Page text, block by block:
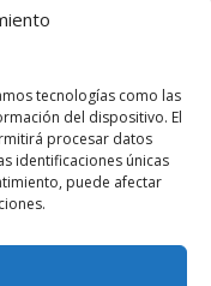
tecnologías como las
del dispositivo. El
procesar datos
identificaciones únicas
puede afectar